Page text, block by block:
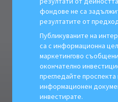
фондове не са
резултатите от
Публикуваните на
са с информационна
маркетингово
окончателно
прегледайте проспекта
информационен
инвестирате.